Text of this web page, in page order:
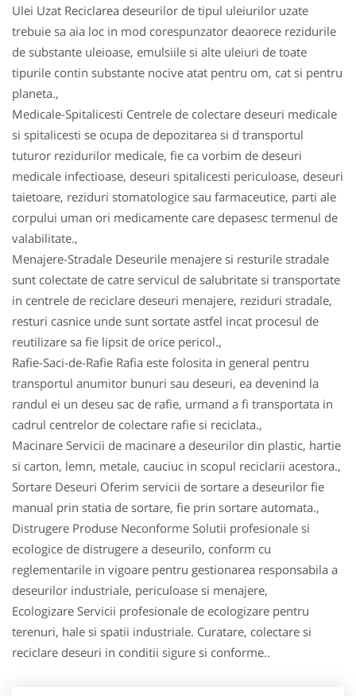
Ulei Uzat Reciclarea deseurilor de tipul uleiurilor uzate
trebuie sa aia loc in mod corespunzator deaorece rezidurile
de substante uleioase, emulsiile si alte uleiuri de toate
tipurile contin substante nocive atat pentru om, cat si pentru
planeta.,
Medicale-Spitalicesti Centrele de colectare deseuri medicale
si spitalicesti se ocupa de depozitarea si d transportul
tuturor rezidurilor medicale, fie ca vorbim de deseuri
medicale infectioase, deseuri spitalicesti periculoase, deseuri
taietoare, reziduri stomatologice sau farmaceutice, parti ale
corpului uman ori medicamente care depasesc termenul de
valabilitate.,
Menajere-Stradale Deseurile menajere si resturile stradale
sunt colectate de catre servicul de salubritate si transportate
in centrele de reciclare deseuri menajere, reziduri stradale,
resturi casnice unde sunt sortate astfel incat procesul de
reutilizare sa fie lipsit de orice pericol.,
Rafie-Saci-de-Rafie Rafia este folosita in general pentru
transportul anumitor bunuri sau deseuri, ea devenind la
randul ei un deseu sac de rafie, urmand a fi transportata in
cadrul centrelor de colectare rafie si reciclata.,
Macinare Servicii de macinare a deseurilor din plastic, hartie
si carton, lemn, metale, cauciuc in scopul reciclarii acestora.,
Sortare Deseuri Oferim servicii de sortare a deseurilor fie
manual prin statia de sortare, fie prin sortare automata.,
Distrugere Produse Neconforme Solutii profesionale si
ecologice de distrugere a deseurilo, conform cu
reglementarile in vigoare pentru gestionarea responsabila a
deseurilor industriale, periculoase si menajere,
Ecologizare Servicii profesionale de ecologizare pentru
terenuri, hale si spatii industriale. Curatare, colectare si
reciclare deseuri in conditii sigure si conforme..